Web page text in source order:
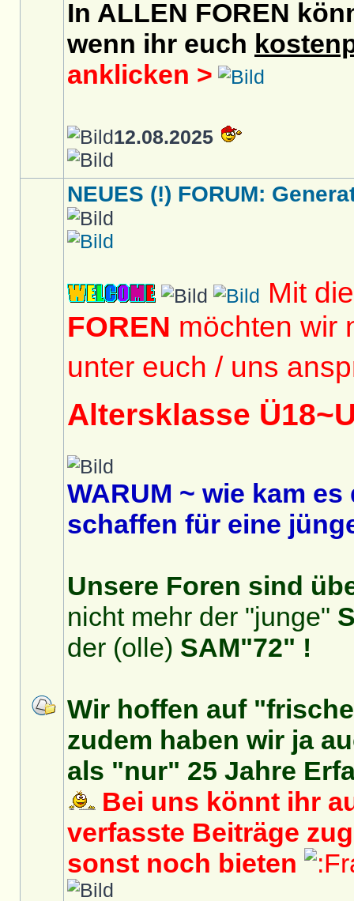
In ALLEN FOREN
wenn ihr euch
anklicken >
12.08.2025
NEUES (!) FORUM:
Mit
FOREN möchten wir
unter euch / uns
Altersklasse
WARUM ~ wie kam
schaffen für eine
Unsere Foren sind
nicht mehr der "junge"
der (olle) SAM"72" !
Wir hoffen auf
zudem haben wir ja
als "nur" 25 Jahre
Bei uns könnt ihr
verfasste Beiträge
sonst noch bieten